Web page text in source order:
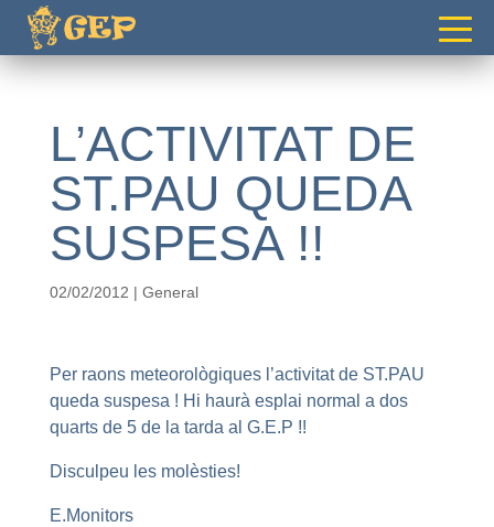
L’ACTIVITAT DE
ST.PAU QUEDA
SUSPESA !!
02/02/2012 | General
Per raons meteorològiques l’activitat de ST.PAU
queda suspesa ! Hi haurà esplai normal a dos
quarts de 5 de la tarda al G.E.P !!
Disculpeu les molèsties!
E.Monitors